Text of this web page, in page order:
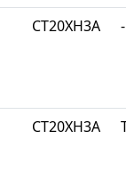
СТ20ХН3А -
СТ20ХН3А